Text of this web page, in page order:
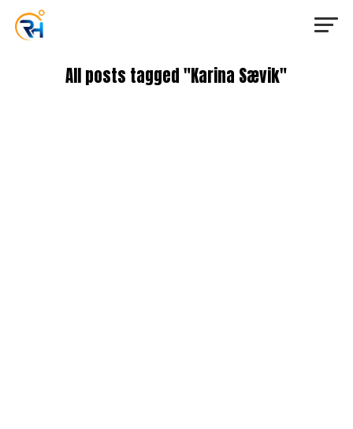
All posts tagged "Karina Sævik"